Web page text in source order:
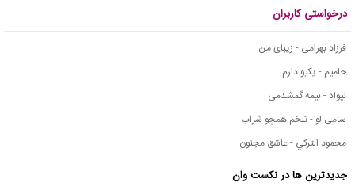
درخواستی کاربران
فرزاد بهرامی - زیبای من
حامیم - یکیو دارم
نیواد - نیمه گمشدمی
سامی لو - تلخم همچو شراب
محمود التركي - عاشق مجنون
جدیدترین ها در نکست وان